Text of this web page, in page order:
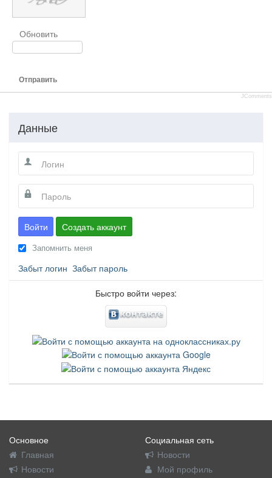
Обновить
Отправить
JComments
Данные
Войти Создать аккаунт
Запомнить меня
Забыт логин Забыт пароль
Быстро войти через:
Основное
Главная
Новости
Социальная сеть
Новости
Мой профиль